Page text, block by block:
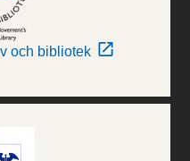
och bibliotek